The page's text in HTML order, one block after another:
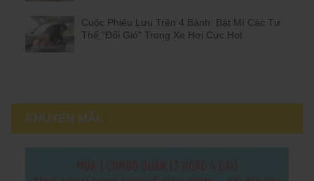
Cuộc Phiêu Lưu Trên 4 Bánh: Bật Mí Các Tư
Thế "Đổi Gió" Trong Xe Hơi Cực Hot
KHUYẾN MÃI: